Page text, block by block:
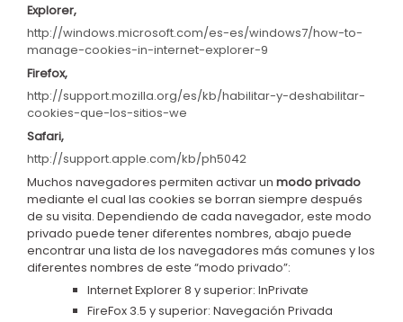
Explorer,
http://windows.microsoft.com/es-es/windows7/how-to-
manage-cookies-in-internet-explorer-9
Firefox,
http://support.mozilla.org/es/kb/habilitar-y-deshabilitar-
cookies-que-los-sitios-we
Safari,
http://support.apple.com/kb/ph5042
Muchos navegadores permiten activar un modo privado
mediante el cual las cookies se borran siempre después
de su visita. Dependiendo de cada navegador, este modo
privado puede tener diferentes nombres, abajo puede
encontrar una lista de los navegadores más comunes y los
diferentes nombres de este “modo privado”:
Internet Explorer 8 y superior: InPrivate
FireFox 3.5 y superior: Navegación Privada